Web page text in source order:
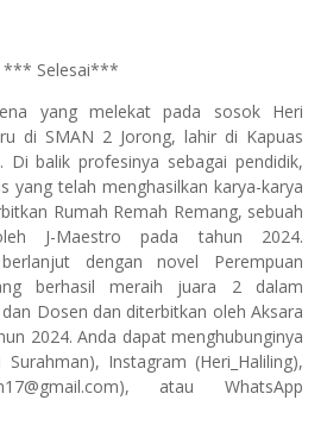
*** Selesai***
yang melekat pada sosok Heri
di SMAN 2 Jorong, lahir di Kapuas
Di balik profesinya sebagai pendidik,
yang telah menghasilkan karya-karya
Rumah Remah Remang, sebuah
J-Maestro pada tahun 2024.
dengan novel Perempuan
berhasil meraih juara 2 dalam
Dosen dan diterbitkan oleh Aksara
2024. Anda dapat menghubunginya
Instagram (Heri_Haliling),
atau WhatsApp